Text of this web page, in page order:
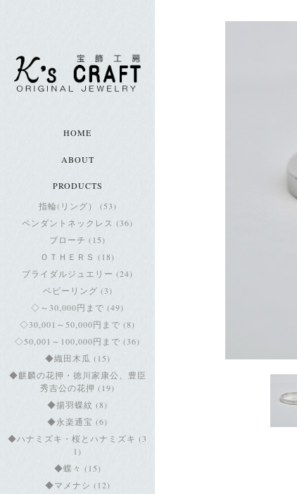
HOME
ABOUT
PRODUCTS
指輪(リング） (53)
ペンダントネックレス (36)
ブローチ (15)
ＯＴＨＥＲＳ (18)
ブライダルジュエリー (24)
ベビーリング (3)
◇～30,000円まで (49)
◇30,001～50,000円まで (8)
◇50,001～100,000円まで (36)
◆織田木瓜 (15)
◆麒麟の花押・徳川家康公、豊臣
秀吉公の花押 (19)
◆揚羽蝶紋 (8)
◆永楽通宝 (6)
◆ハナミズキ・桜とハナミズキ (3
1)
◆蝶々 (15)
◆マメナシ (12)